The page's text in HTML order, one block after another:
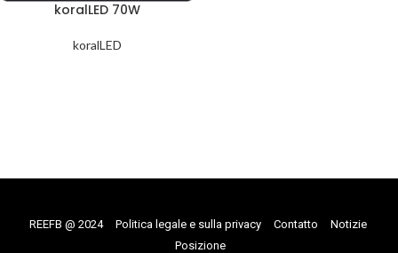
koralLED 70W
koralLED
REEFB @ 2024 Politica legale e sulla privacy Contatto
Notizie
Posizione